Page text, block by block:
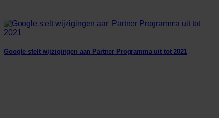
Google stelt wijzigingen aan Partner Programma uit tot 2021